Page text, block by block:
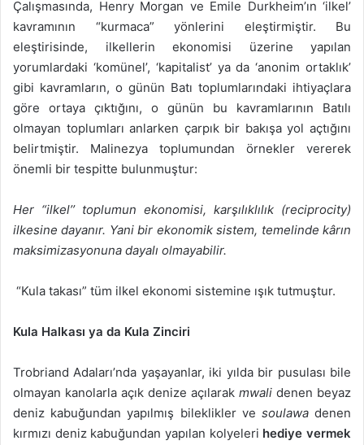
Çalışmasında, Henry Morgan ve Emile Durkheim’ın ‘ilkel’
kavramının “kurmaca” yönlerini eleştirmiştir. Bu
eleştirisinde, ilkellerin ekonomisi üzerine yapılan
yorumlardaki ‘komünel’, ‘kapitalist’ ya da ‘anonim ortaklık’
gibi kavramların, o günün Batı toplumlarındaki ihtiyaçlara
göre ortaya çıktığını, o günün bu kavramlarının Batılı
olmayan toplumları anlarken çarpık bir bakışa yol açtığını
belirtmiştir. Malinezya toplumundan örnekler vererek
önemli bir tespitte bulunmuştur:
Her “ilkel’’ toplumun ekonomisi, karşılıklılık (reciprocity)
ilkesine dayanır. Yani bir ekonomik sistem, temelinde kârın
maksimizasyonuna dayalı olmayabilir.
“Kula takası” tüm ilkel ekonomi sistemine ışık tutmuştur.
Kula Halkası ya da Kula Zinciri
Trobriand Adaları’nda yaşayanlar, iki yılda bir pusulası bile
olmayan kanolarla açık denize açılarak mwali denen beyaz
deniz kabuğundan yapılmış bileklikler ve soulawadenen
kırmızı deniz kabuğundan yapılan kolyeleri hediye vermek